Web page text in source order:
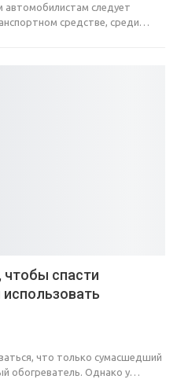
автомобилистам следует
средстве, среди…
чтобы спасти
что только сумасшедший
обогреватель. Однако у…